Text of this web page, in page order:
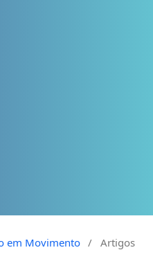
em Movimento / Artigos